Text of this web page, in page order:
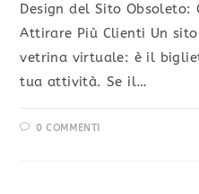
Design del Sito Obsoleto:
Attirare Più Clienti Un
vetrina virtuale: è il
tua attività. Se il…
0 COMMENTI